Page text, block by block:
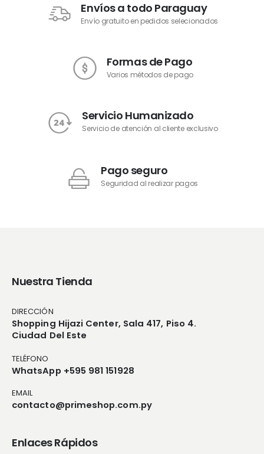
Envíos a todo Paraguay
Envío gratuito en pedidos selecionados
Formas de Pago
Varios métodos de pago
Servicio Humanizado
Servicio de atención al cliente exclusivo
Pago seguro
Seguridad al realizar pagos
Nuestra Tienda
DIRECCIÓN
Shopping Hijazi Center, Sala 417, Piso 4.
Ciudad Del Este
TELÉFONO
WhatsApp +595 981 151928
EMAIL
contacto@primeshop.com.py
Enlaces Rápidos